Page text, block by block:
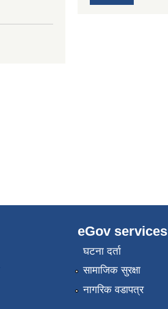
eGov services
घटना दर्ता
सामाजिक सुरक्षा
नागरिक वडापत्र